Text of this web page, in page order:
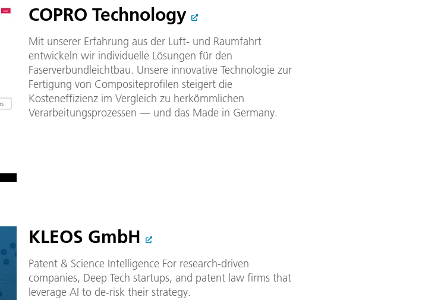
COPRO Technology
Mit unserer Erfahrung aus der Luft- und Raumfahrt
entwickeln wir individuelle Lösungen für den
Faserverbundleichtbau. Unsere innovative Technologie zur
Fertigung von Compositeprofilen steigert die
Kosteneffizienz im Vergleich zu herkömmlichen
Verarbeitungsprozessen — und das Made in Germany.
KLEOS GmbH
Patent & Science Intelligence For research-driven
companies, Deep Tech startups, and patent law firms that
leverage AI to de-risk their strategy.